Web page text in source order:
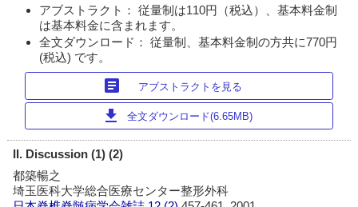
アブストラクト： 従量制は110円（税込）、基本料金制
は基本料金に含まれます。
全文ダウンロード： 従量制、基本料金制の方共に770円
(税込) です。
article アブストラクトを見る
download 全文ダウンロード(6.65MB)
II. Discussion (1) (2)
都築暢之
埼玉医科大学総合医療センター整形外科